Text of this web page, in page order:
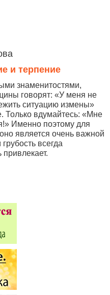
и терпение
знаменитостями,
говорят: «У меня не
ситуацию измены»
Только вдумайтесь: «Мне
Именно поэтому для
является очень важной
всегда
привлекает.